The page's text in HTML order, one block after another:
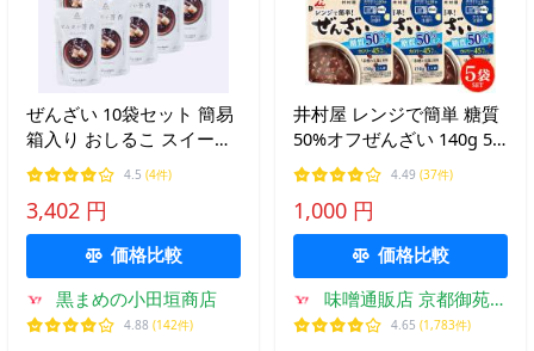
ぜんざい 10袋セット 簡易
箱入り おしるこ スイーツ
レトルト 丹波大納言小豆
100% 国産 小田垣商店 公
式通販
4.5 (4件)
3,402 円
価格比較
黒まめの小田垣商店
4.88 (142件)
井村屋 レンジで簡単 糖質
50%オフぜんざい 140g 5
袋 セット | ぜんざい カロ
リーオフ 糖質制限 おやつ
糖質オフ 低糖質 ダイエッ
ト 和 スイーツ
4.49 (37件)
1,000 円
価格比較
味噌通販店 京都御苑東
しま村
4.65 (1,783件)